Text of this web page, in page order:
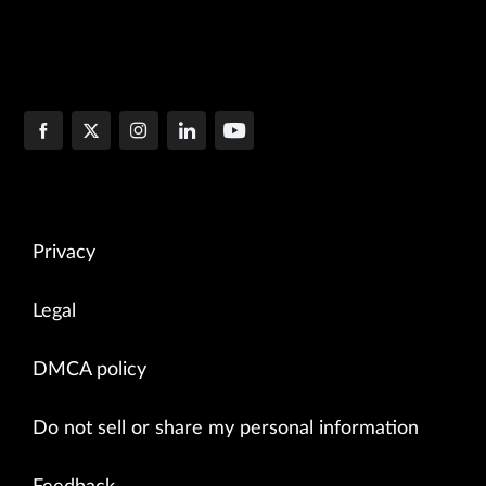
Privacy
Legal
DMCA policy
Do not sell or share my personal information